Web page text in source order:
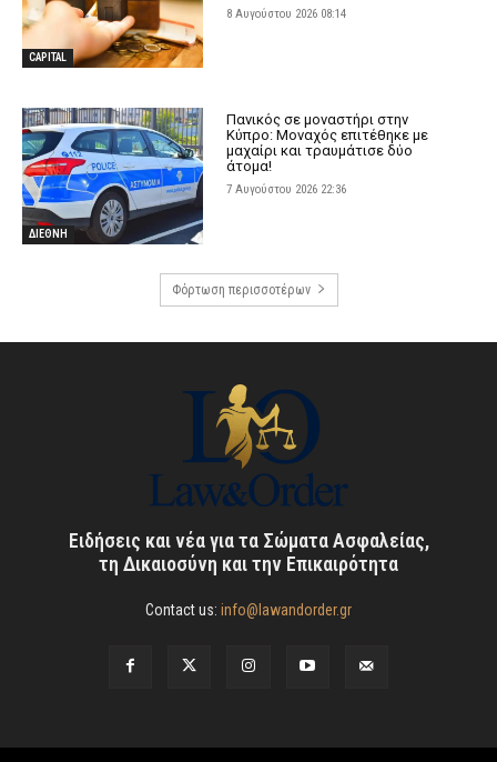
CAPITAL
8 Αυγούστου 2026 08:14
ΔΙΕΘΝΗ
Πανικός σε μοναστήρι στην
Κύπρο: Μοναχός επιτέθηκε με
μαχαίρι και τραυμάτισε δύο
άτομα!
7 Αυγούστου 2026 22:36
Φόρτωση περισσοτέρων
Ειδήσεις και νέα για τα Σώματα Ασφαλείας,
τη Δικαιοσύνη και την Επικαιρότητα
Contact us: info@lawandorder.gr